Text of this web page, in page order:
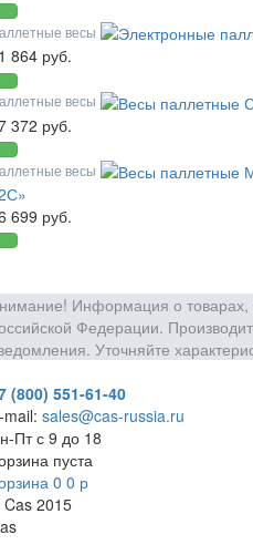
весы
864 руб.
весы
372 руб.
весы
699 руб.
Информация о товарах,
Федерации.
Уточняйте
(800) 551-61-40
mail: sales@cas-russia.ru
Пт с 9 до 18
пуста
0 0 р
2015